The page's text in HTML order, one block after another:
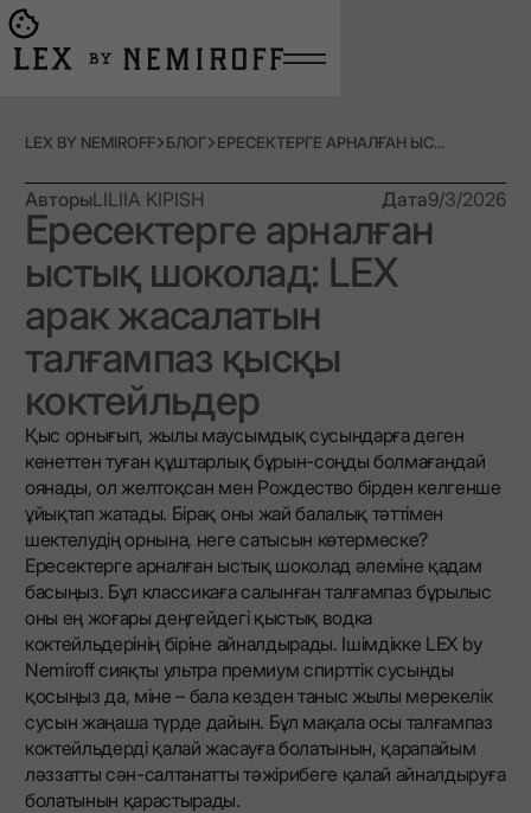
Go to main page
LEX BY NEMIROFF БЛОГ ЕРЕСЕКТЕРГЕ АРНАЛҒАН ЫСТЫҚ ШОКОЛАД: LEX АРАК ЖАСАЛАТЫН ТАЛҒАМПАЗ ҚЫСҚЫ КОКТЕЙЛЬДЕР
АвторыLILIIA KIPISH Дата9/3/2026
Ересектерге арналған
ыстық шоколад: LEX
арак жасалатын
талғампаз қысқы
коктейльдер
Қыс орнығып, жылы маусымдық сусындарға деген
кенеттен туған құштарлық бұрын-соңды болмағандай
оянады, ол желтоқсан мен Рождество бірден келгенше
ұйықтап жатады. Бірақ оны жай балалық тәттімен
шектелудің орнына, неге сатысын көтермеске?
Ересектерге арналған ыстық шоколад әлеміне қадам
басыңыз. Бұл классикаға салынған талғампаз бұрылыс
оны ең жоғары деңгейдегі қыстық водка
коктейльдерінің біріне айналдырады. Ішімдікке LEX by
Nemiroff сияқты ультра премиум спирттік сусынды
қосыңыз да, міне – бала кезден таныс жылы мерекелік
сусын жаңаша түрде дайын. Бұл мақала осы талғампаз
коктейльдерді қалай жасауға болатынын, қарапайым
ләззатты сән-салтанатты тәжірибеге қалай айналдыруға
болатынын қарастырады.